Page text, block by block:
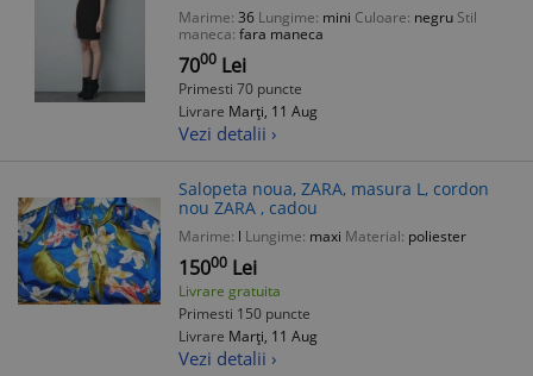
Marime: 36 Lungime: mini Culoare: negru Stil
maneca: fara maneca
7000 Lei
Primesti 70 puncte
Livrare Marți, 11 Aug
Vezi detalii ›
Salopeta noua, ZARA, masura L, cordon
nou ZARA , cadou
Marime: l Lungime: maxi Material: poliester
15000 Lei
Livrare gratuita
Primesti 150 puncte
Livrare Marți, 11 Aug
Vezi detalii ›